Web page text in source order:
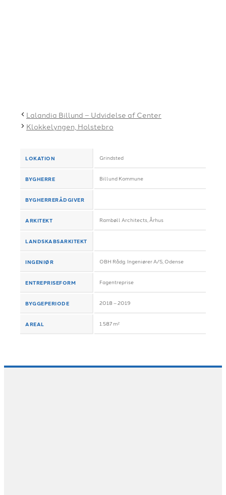
Lalandia Billund – Udvidelse af Center
Klokkelyngen, Holstebro
LOKATION Grindsted
BYGHERRE Billund Kommune
BYGHERRERÅDGIVER
ARKITEKT Rambøll Architects, Århus
LANDSKABSARKITEKT
INGENIØR OBH Rådg. Ingeniører A/S, Odense
ENTREPRISEFORM Fagentreprise
BYGGEPERIODE 2018 – 2019
AREAL 1.587 m²